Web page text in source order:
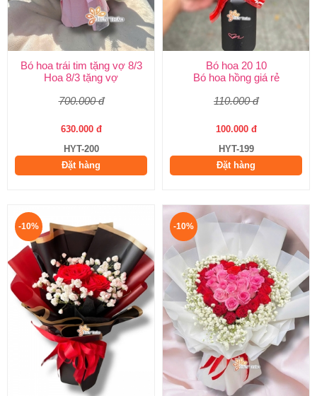
Bó hoa trái tim tặng vợ 8/3
Hoa 8/3 tặng vợ
700.000 đ
630.000 đ
HYT-200
Đặt hàng
Bó hoa 20 10
Bó hoa hồng giá rẻ
110.000 đ
100.000 đ
HYT-199
Đặt hàng
-10% -10%